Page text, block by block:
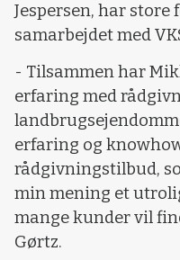
Jespersen, har
samarbejdet med
- Tilsammen har
erfaring med
erfaring og
rådgivningstilbud,
min mening et
mange kunder vil
Gørtz.